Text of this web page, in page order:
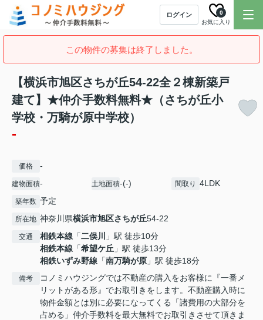
ログイン
お気に入り
0
この物件の募集は終了しました。
【横浜市旭区さちが丘54-22全２棟新築戸
建て】★仲介手数料無料★（さちが丘小
学校・万騎が原中学校）
-
価格 -
建物面積- 土地面積-(-) 間取り 4LDK
築年数 予定
所在地 神奈川県横浜市旭区さちが丘54-22
交通 相鉄本線 「二俣川
」駅 徒歩10分
相鉄本線 「希望ケ丘 」駅 徒歩13分
相鉄いずみ野線 「南万騎が原 」駅 徒歩18分
備考
コノミハウジングでは不動産の購入をお客様に『一番メ
リットがある形』でお取引きをします。不動産購入時に
物件金額とは別に必要になってくる「諸費用の大部分を
占める」仲介手数料を最大無料でお取引きさせて頂きま